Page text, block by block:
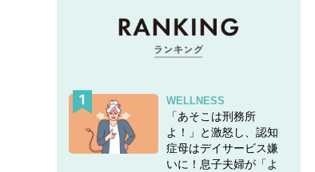
WELLNESS
「あそこは刑務所
よ！」と激怒し、認知
症母はデイサービス嫌
いに！息子夫婦が「よ